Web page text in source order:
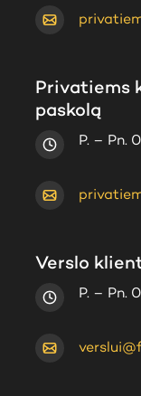
Privatiems
paskolą
P. – Pn.
Verslo
P. – Pn.